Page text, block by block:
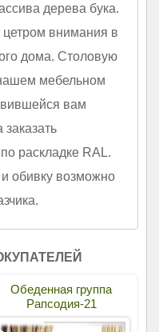
дерева бука.
внимания в
дома. Столовую
мебельном
вам
раскладке RAL.
обивку возможно
Обеденная группа
Рапсодия-21